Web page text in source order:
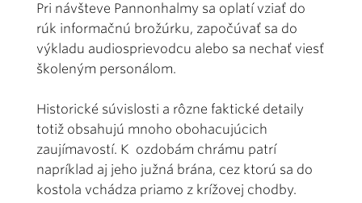
Pri návšteve Pannonhalmy sa oplatí vziať do
rúk informačnú brožúrku, započúvať sa do
výkladu audiosprievodcu alebo sa nechať viesť
školeným personálom.
Historické súvislosti a rôzne faktické detaily
totiž obsahujú mnoho obohacujúcich
zaujímavostí. K ozdobám chrámu patrí
napríklad aj jeho južná brána, cez ktorú sa do
kostola vchádza priamo z krížovej chodby.